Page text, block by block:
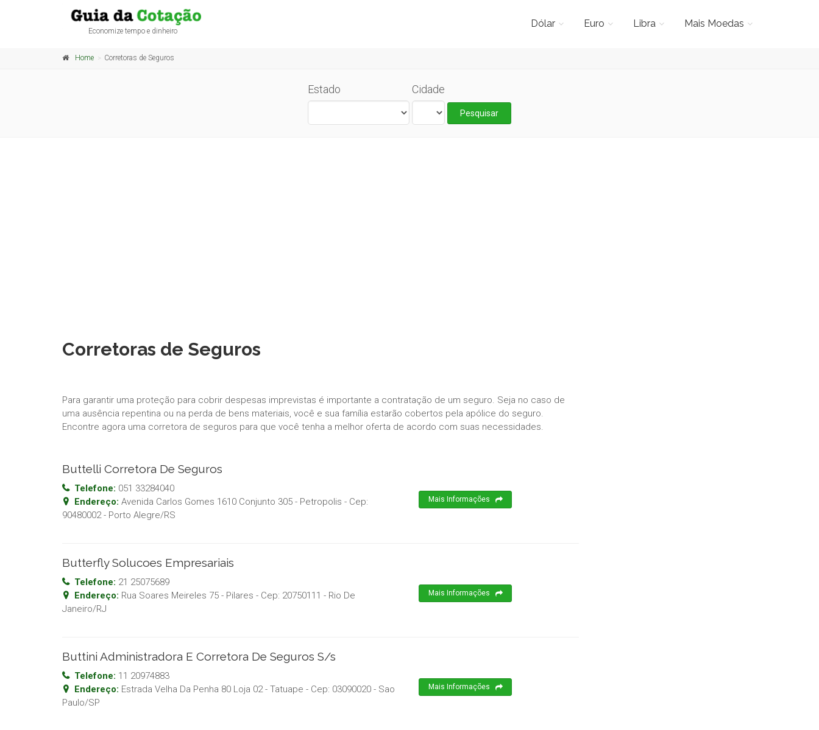
Economize tempo e dinheiro
Dólar Euro Libra Mais Moedas
Home Corretoras de Seguros
Estado Cidade
Pesquisar
Corretoras de Seguros
Para garantir uma proteção para cobrir despesas imprevistas é importante a contratação de um seguro. Seja no caso de
uma ausência repentina ou na perda de bens materiais, você e sua família estarão cobertos pela apólice do seguro.
Encontre agora uma corretora de seguros para que você tenha a melhor oferta de acordo com suas necessidades.
Buttelli Corretora De Seguros
Telefone: 051 33284040
Endereço: Avenida Carlos Gomes 1610 Conjunto 305 - Petropolis - Cep:
90480002- Porto Alegre/RS
Mais Informações
Butterfly Solucoes Empresariais
Telefone: 21 25075689
Endereço: Rua Soares Meireles 75 - Pilares - Cep: 20750111 - Rio De
Janeiro/RJ
Mais Informações
Buttini Administradora E Corretora De Seguros S/s
Telefone: 11 20974883
Endereço: Estrada Velha Da Penha 80 Loja 02 - Tatuape - Cep: 03090020 - Sao
Paulo/SP
Mais Informações